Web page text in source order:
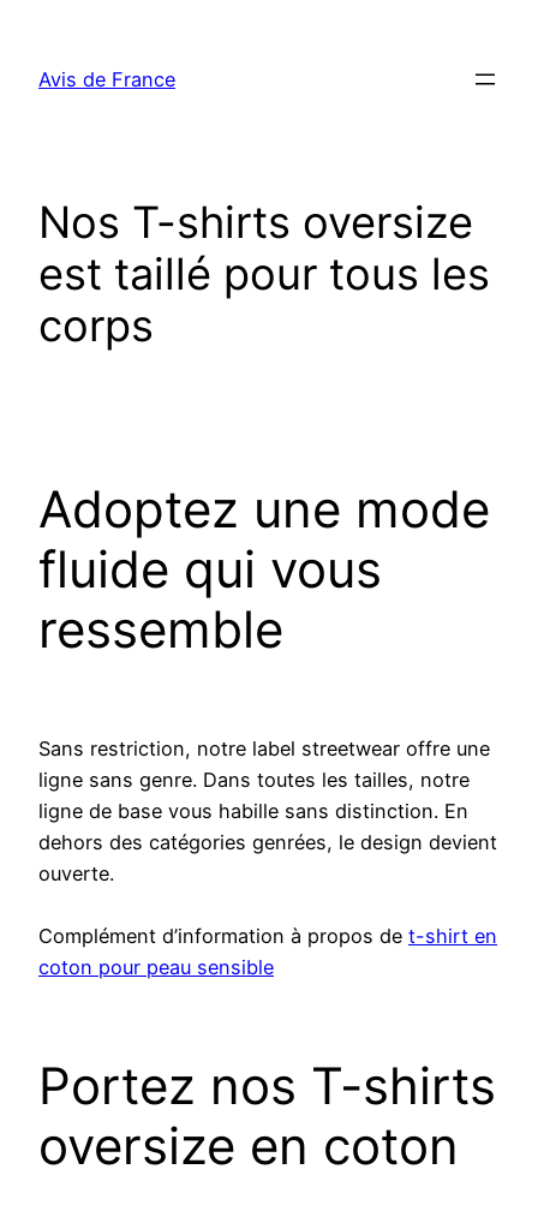
contenu
Avis de France
Nos T-shirts oversize
est taillé pour tous les
corps
Adoptez une mode
fluide qui vous
ressemble
Sans restriction, notre label streetwear offre une
ligne sans genre. Dans toutes les tailles, notre
ligne de base vous habille sans distinction. En
dehors des catégories genrées, le design devient
ouverte.
Complément d’information à propos de t-shirt en
coton pour peau sensible
Portez nos T-shirts
oversize en coton